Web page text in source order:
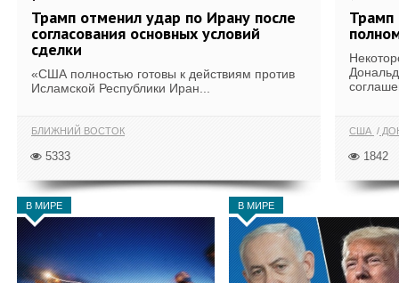
Трамп отменил удар по Ирану после
согласования основных условий
сделки
«США полностью готовы к действиям против
Исламской Республики Иран...
БЛИЖНИЙ ВОСТОК
5333
Трамп
США
1842
В МИРЕ В МИРЕ